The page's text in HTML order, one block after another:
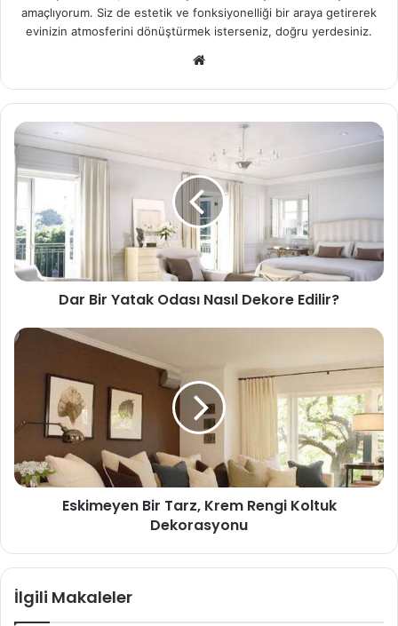
amaçlıyorum. Siz de estetik ve fonksiyonelliği bir araya getirerek
evinizin atmosferini dönüştürmek isterseniz, doğru yerdesiniz.
sit
esi
Dar Bir Yatak Odası Nasıl Dekore Edilir?
Eskimeyen Bir Tarz, Krem Rengi Koltuk
Dekorasyonu
İlgili Makaleler